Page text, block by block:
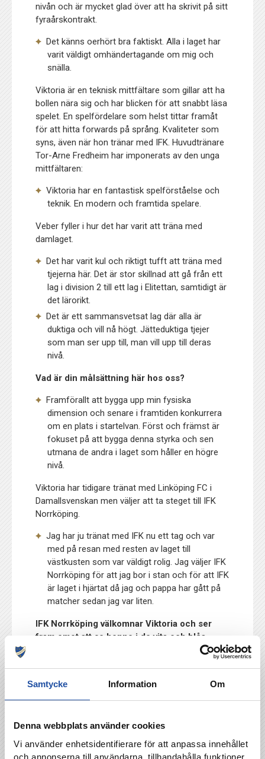
Samtycke Information Om
Denna webbplats använder cookies
Vi använder enhetsidentifierare för att anpassa innehållet
och annonserna till användarna, tillhandahålla funktioner
nivån och är mycket glad över att ha skrivit på sitt
fyraårskontrakt.
Det känns oerhört bra faktiskt. Alla i laget har
varit väldigt omhändertagande om mig och
snälla.
Viktoria är en teknisk mittfältare som gillar att ha
bollen nära sig och har blicken för att snabbt läsa
spelet. En spelfördelare som helst tittar framåt
för att hitta forwards på språng. Kvaliteter som
syns, även när hon tränar med IFK. Huvudtränare
Tor-Arne Fredheim har imponerats av den unga
mittfältaren:
Viktoria har en fantastisk spelförståelse och
teknik. En modern och framtida spelare.
Veber fyller i hur det har varit att träna med
damlaget.
Det har varit kul och riktigt tufft att träna med
tjejerna här. Det är stor skillnad att gå från ett
lag i division 2 till ett lag i Elitettan, samtidigt är
det lärorikt.
Det är ett sammansvetsat lag där alla är
duktiga och vill nå högt. Jätteduktiga tjejer
som man ser upp till, man vill upp till deras
nivå.
Vad är din målsättning här hos oss?
Framförallt att bygga upp min fysiska
dimension och senare i framtiden konkurrera
om en plats i startelvan. Först och främst är
fokuset på att bygga denna styrka och sen
utmana de andra i laget som håller en högre
nivå.
Viktoria har tidigare tränat med Linköping FC i
Damallsvenskan men väljer att ta steget till IFK
Norrköping.
Jag har ju tränat med IFK nu ett tag och var
med på resan med resten av laget till
västkusten som var väldigt rolig. Jag väljer IFK
Norrköping för att jag bor i stan och för att IFK
är laget i hjärtat då jag och pappa har gått på
matcher sedan jag var liten.
IFK Norrköping välkomnar Viktoria och ser
fram emot att se henne i de vita och blåa
TILLBAKA